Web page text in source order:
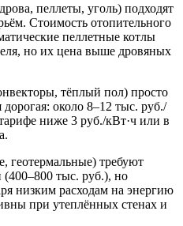
пеллеты, уголь) подходят
Стоимость отопительного
пеллетные котлы
но их цена выше дровяных
тёплый пол) просто
около 8–12 тыс. руб./
ниже 3 руб./кВт·ч или в
геотермальные) требуют
тыс. руб.), но
низким расходам на энергию
при утеплённых стенах и